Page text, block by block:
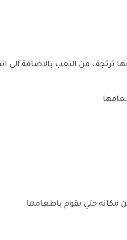
من التعب بالاضافة الي
مكانه حتي يقوم باطعامها